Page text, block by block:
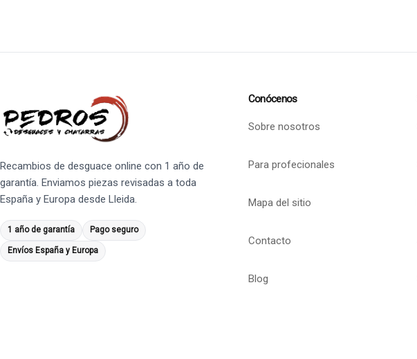
Recambios de desguace online con 1 año de
garantía. Enviamos piezas revisadas a toda
España y Europa desde Lleida.
1 año de garantía Pago seguro
Envíos España y Europa
Conócenos
Sobre nosotros
Para profecionales
Mapa del sitio
Contacto
Blog